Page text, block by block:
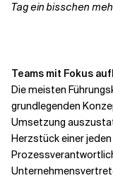
Tag ein bisschen
Teams mit Fokus
Die meisten
grundlegenden
Umsetzung
Herzstückeiner